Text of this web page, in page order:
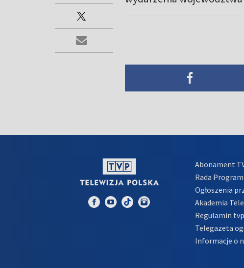
Abonament
Rada
Ogłoszenia
Akademia
Regulamin
Telegazeta
Informacje o